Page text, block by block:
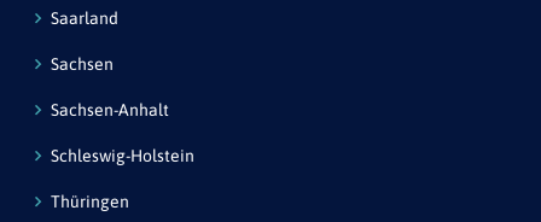
Saarland
Sachsen
Sachsen-Anhalt
Schleswig-Holstein
Thüringen